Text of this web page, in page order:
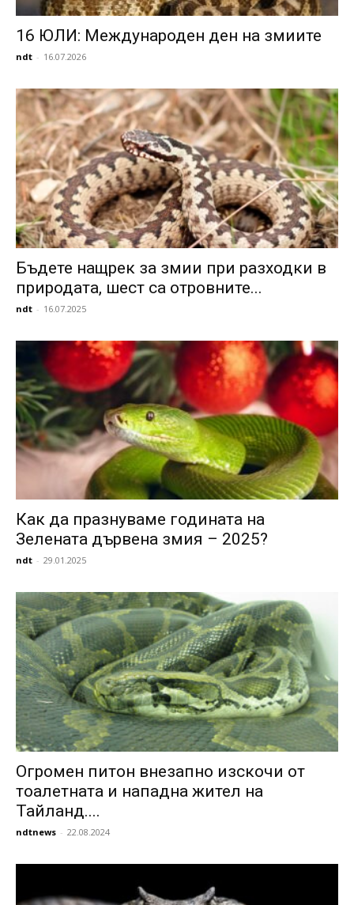
16 ЮЛИ: Международен ден на змиите
ndt - 16.07.2026
Бъдете нащрек за змии при разходки в
природата, шест са отровните...
ndt - 16.07.2025
Как да празнуваме годината на
Зелената дървена змия – 2025?
ndt - 29.01.2025
Огромен питон внезапно изскочи от
тоалетната и нападна жител на
Тайланд....
ndtnews - 22.08.2024